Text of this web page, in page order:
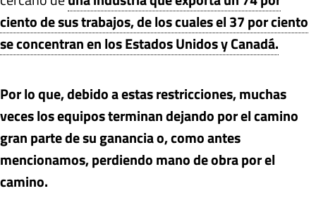
ciento de sus trabajos, de los cuales el 37 por ciento
se concentran en los Estados Unidos y Canadá.
Por lo que, debido a estas restricciones, muchas
veces los equipos terminan dejando por el camino
gran parte de su ganancia o, como antes
mencionamos, perdiendo mano de obra por el
camino.